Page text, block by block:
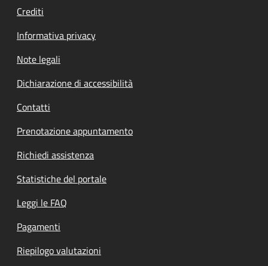
Crediti
Informativa privacy
Note legali
Dichiarazione di accessibilità
Contatti
Prenotazione appuntamento
Richiedi assistenza
Statistiche del portale
Leggi le FAQ
Pagamenti
Riepilogo valutazioni